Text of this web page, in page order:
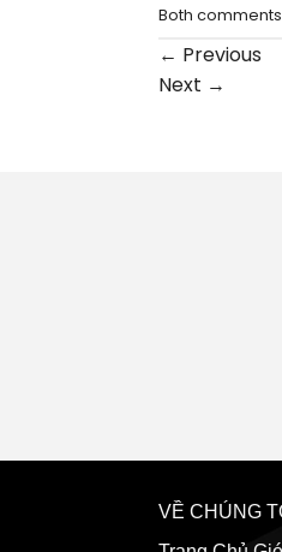
Both
← Previous
Next →
VỀ CHÚNG